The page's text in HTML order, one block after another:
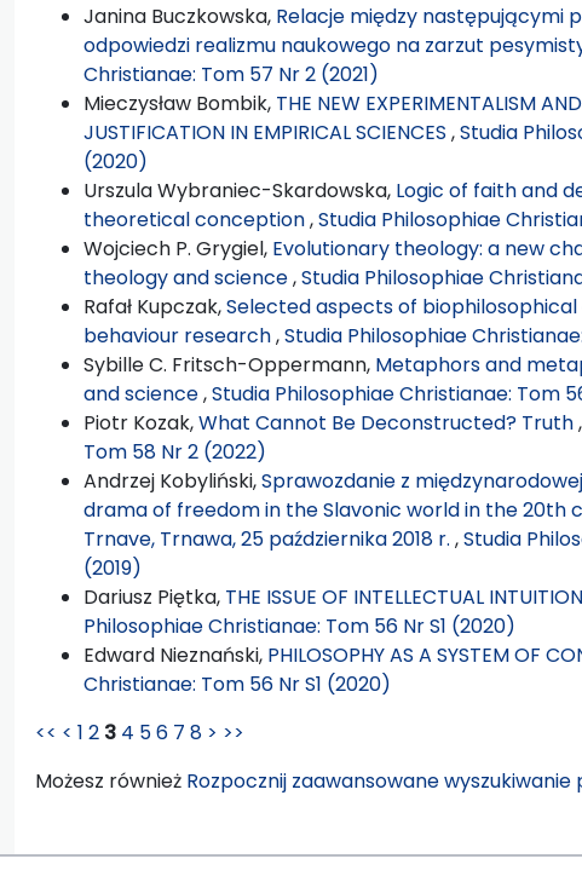
Janina Buczkowska, Relacje między następującymi
odpowiedzi realizmu naukowego na zarzut
Christianae: Tom 57 Nr 2 (2021)
Mieczysław Bombik, THE NEW EXPERIMENTALISM
JUSTIFICATION IN EMPIRICAL SCIENCES ,Studia
(2020)
Urszula Wybraniec-Skardowska, Logic of faith and
theoretical conception,Studia Philosophiae
Wojciech P. Grygiel, Evolutionary theology: a new
theology and science,Studia Philosophiae
Rafał Kupczak,Selected aspects of
behaviour research,Studia Philosophiae
Sybille C. Fritsch-Oppermann, Metaphors and
and science,Studia Philosophiae Christianae: Tom
Piotr Kozak,What Cannot Be Deconstructed? Truth,
Tom 58 Nr 2 (2022)
Andrzej Kobyliński,Sprawozdanie z
drama of freedom in the Slavonic world in the 20th
Trnave, Trnawa, 25 października 2018 r. ,Studia
(2019)
Dariusz Piętka, THE ISSUE OF INTELLECTUAL
Philosophiae Christianae: Tom 56 Nr S1 (2020)
Edward Nieznański, PHILOSOPHY AS A SYSTEM OF
Christianae: Tom 56 Nr S1 (2020)
<< < 1 2 3 4 56 7 8 > >>
Możesz również Rozpocznij zaawansowane